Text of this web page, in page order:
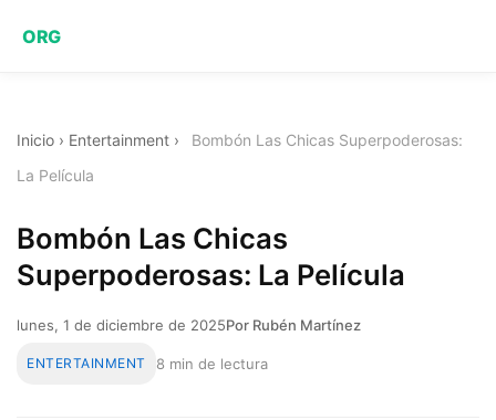
ORG
Inicio › Entertainment ›
Bombón Las Chicas Superpoderosas:
La Película
Bombón Las Chicas
Superpoderosas: La Película
lunes, 1 de diciembre de 2025Por Rubén Martínez
ENTERTAINMENT 8 min de lectura